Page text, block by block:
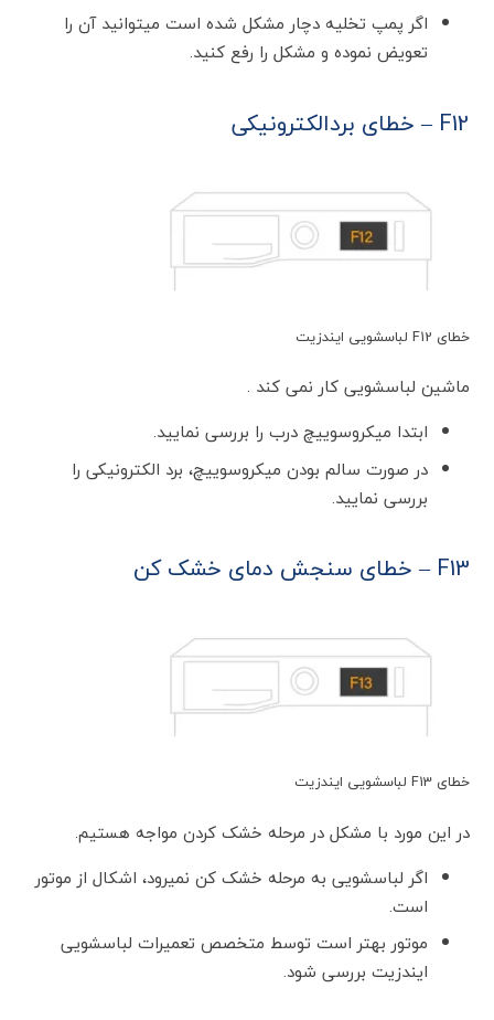
اگر پمپ تخلیه دچار مشکل شده است میتوانید آن را
تعویض نموده و مشکل را رفع کنید.
F12 – خطای بردالکترونیکی
خطای F12 لباسشویی ایندزیت
ماشین لباسشویی کار نمی کند .
ابتدا میکروسوییچ درب را بررسی نمایید.
در صورت سالم بودن میکروسوییچ، برد الکترونیکی را
بررسی نمایید.
F13 – خطای سنجش دمای خشک کن
خطای F13 لباسشویی ایندزیت
در این مورد با مشکل در مرحله خشک کردن مواجه هستیم.
اگر لباسشویی به مرحله خشک کن نمیرود، اشکال از موتور
است.
موتور بهتر است توسط متخصص تعمیرات لباسشویی
ایندزیت بررسی شود.